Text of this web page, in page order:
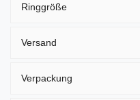
Ringgröße
Versand
Verpackung